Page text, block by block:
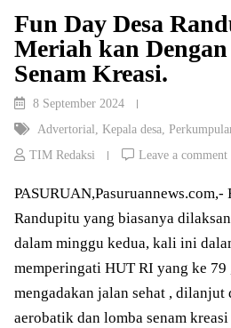
Fun Day Desa
Meriah kan
Senam Kreasi.
8 September 2024
Advertorial , Kepala desa,
TIM Redaksi
Leave a comment
PASURUAN,Pasuruannews.com,-
Randupitu yang biasanya
dalam minggu kedua, kali ini
memperingati HUT RI yang ke 79
mengadakan jalan sehat , dilanjut
aerobatik dan lomba senam